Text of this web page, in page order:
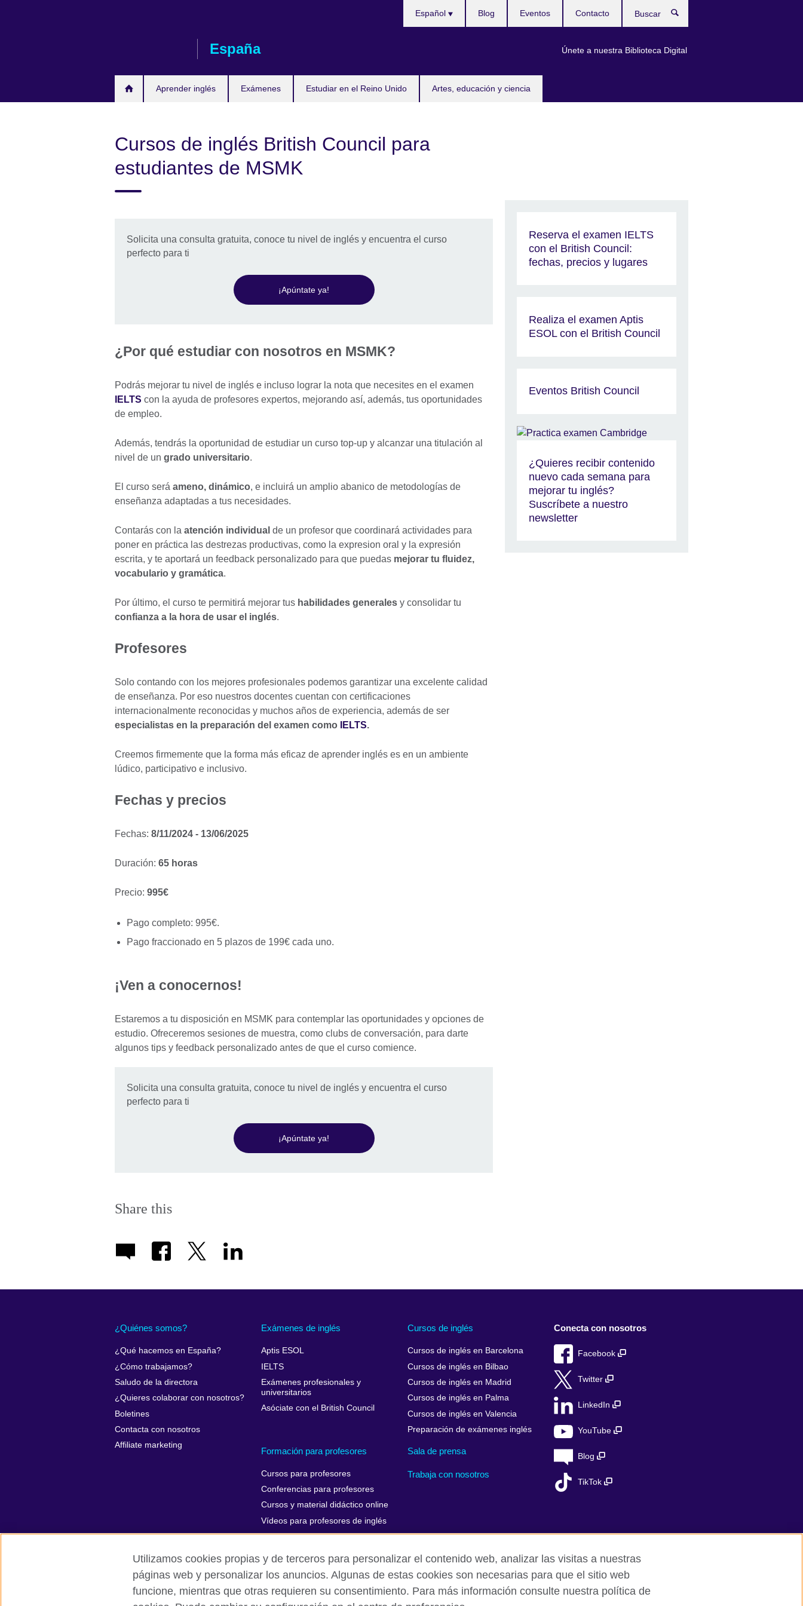
España
Aprender inglés Exámenes Estudiar en el Reino Unido Artes, educación y ciencia
idioma
Español
Únete a nuestra Biblioteca Digital
Blog Eventos Contacto
Cursos de inglés British Council para
estudiantes de MSMK
Solicita una consulta gratuita, conoce tu nivel de inglés y encuentra el curso
perfecto para ti
¡Apúntate ya!
¿Por qué estudiar con nosotros en MSMK?
Podrás mejorar tu nivel de inglés e incluso lograr la nota que necesites en el examen
IELTS con la ayuda de profesores expertos, mejorando así, además, tus oportunidades
de empleo.
Además, tendrás la oportunidad de estudiar un curso top-up y alcanzar una titulación al
nivel de un grado universitario.
El curso será ameno, dinámico, e incluirá un amplio abanico de metodologías de
enseñanza adaptadas a tus necesidades.
Contarás con la atención individual de un profesor que coordinará actividades para
poner en práctica las destrezas productivas, como la expresion oral y la expresión
escrita, y te aportará un feedback personalizado para que puedas mejorar tu fluidez,
vocabulario y gramática.
Por último, el curso te permitirá mejorar tus habilidades generales y consolidar tu
confianza a la hora de usar el inglés.
Profesores
Solo contando con los mejores profesionales podemos garantizar una excelente calidad
de enseñanza. Por eso nuestros docentes cuentan con certificaciones
internacionalmente reconocidas y muchos años de experiencia, además de ser
especialistas en la preparación del examen como
IELTS.
Creemos firmemente que la forma más eficaz de aprender inglés es en un ambiente
lúdico, participativo e inclusivo.
Fechas y precios
Fechas: 8/11/2024 - 13/06/2025
Duración: 65 horas
Precio: 995€
Pago completo: 995€.
Pago fraccionado en 5 plazos de 199€ cada uno.
¡Ven a conocernos!
Estaremos a tu disposición en MSMK para contemplar las oportunidades y opciones de
estudio. Ofreceremos sesiones de muestra, como clubs de conversación, para darte
algunos tips y feedback personalizado antes de que el curso comience.
Solicita una consulta gratuita, conoce tu nivel de inglés y encuentra el curso
perfecto para ti
¡Apúntate ya!
Share this
Reserva el examen IELTS
con el British Council:
fechas, precios y lugares
Realiza el examen Aptis
ESOL con el British Council
Eventos British Council
¿Quieres recibir contenido
nuevo cada semana para
mejorar tu inglés?
Suscríbete a nuestro
newsletter
¿Quiénes somos?
¿Qué hacemos en España?
¿Cómo trabajamos?
Saludo de la directora
¿Quieres colaborar con nosotros?
Boletines
Contacta con nosotros
Affiliate marketing
Exámenes de inglés
Aptis ESOL
IELTS
Exámenes profesionales y
universitarios
Asóciate con el British Council
Cursos de inglés
Cursos de inglés en Barcelona
Cursos de inglés en Bilbao
Cursos de inglés en Madrid
Cursos de inglés en Palma
Cursos de inglés en Valencia
Preparación de exámenes inglés
Formación para profesores
Cursos para profesores
Conferencias para profesores
Cursos y material didáctico online
Vídeos para profesores de inglés
Sala de prensa
Trabaja con nosotros
Conecta con nosotros
Facebook
Twitter
LinkedIn
YouTube
Blog
TikTok
British Council Global Privacidad Aviso Legal Cookies Mapa del sitio
Utilizamos cookies propias y de terceros para personalizar el contenido web, analizar las visitas a nuestras
páginas web y personalizar los anuncios. Algunas de estas cookies son necesarias para que el sitio web
funcione, mientras que otras requieren su consentimiento. Para más información consulte nuestra política de